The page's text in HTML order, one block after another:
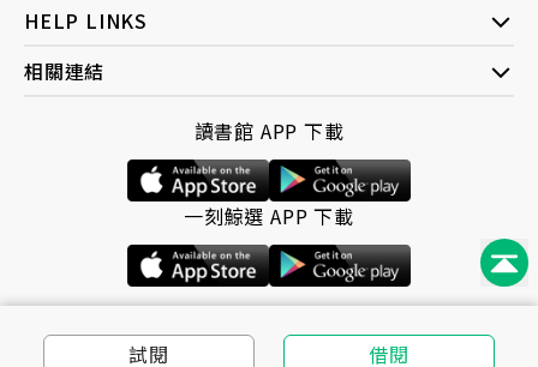
試閱 借閱
溫柔推薦
LuckyLuLu／圖文作家
從碎裂到擁抱的過程中，找到與自己心中的黑色好
好相處的方式。──LuckyLuLu（圖文作家）
黑色是所有顏料的總和，她將所有喜怒哀樂都寫進
HELP LINKS
相關連結
讀書館 APP 下載
一刻鯨選 APP 下載